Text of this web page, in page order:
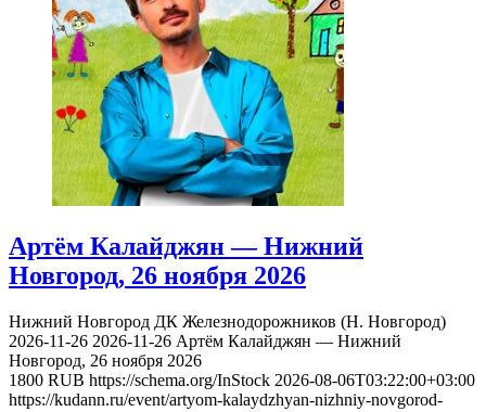
Артём Калайджян — Нижний
Новгород, 26 ноября 2026
Нижний Новгород ДК Железнодорожников (Н. Новгород)
2026-11-26 2026-11-26 Артём Калайджян — Нижний
Новгород, 26 ноября 2026
1800 RUB https://schema.org/InStock 2026-08-06T03:22:00+03:00
https://kudann.ru/event/artyom-kalaydzhyan-nizhniy-novgorod-